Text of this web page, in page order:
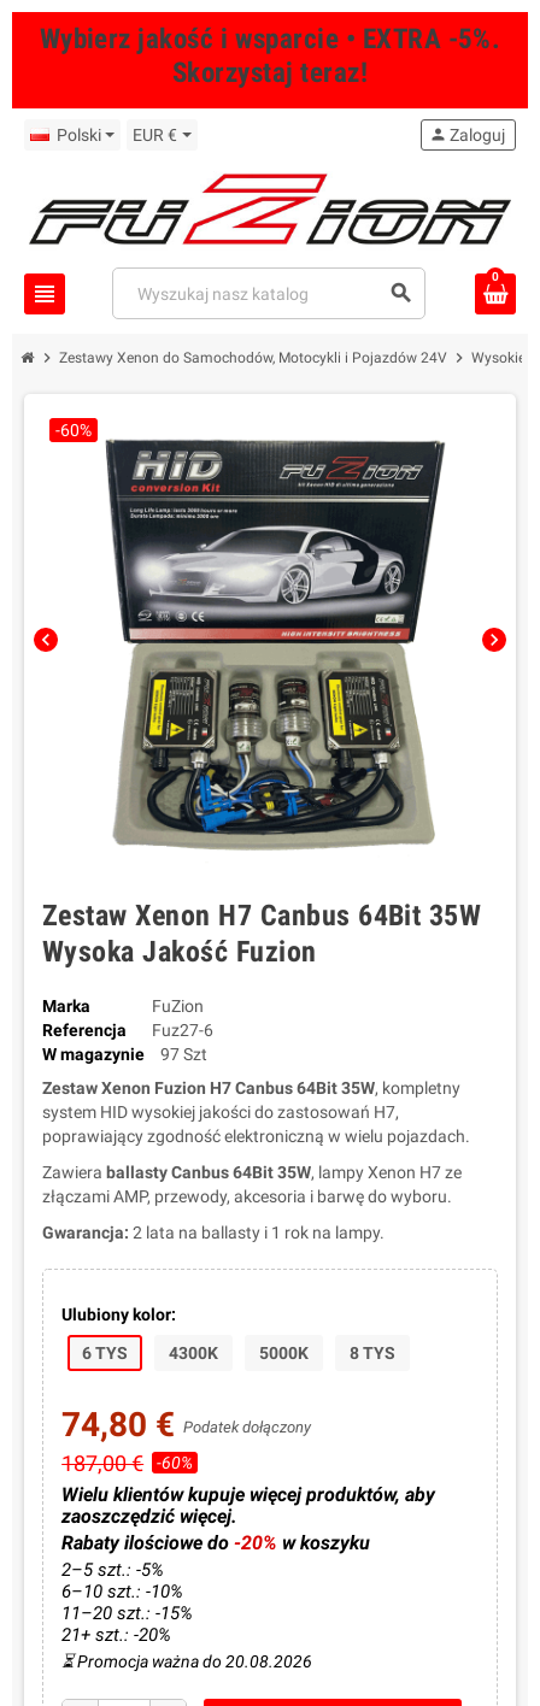
Wybierz jakość i wsparcie • EXTRA -5%.
Skorzystaj teraz!
Polski EUR €
view_headline search
person Zaloguj
0
chevron_right Zestawy Xenon do Samochodów, Motocykli i Pojazdów 24V chevron_right Wysokiej
chevron_left chevron_right
-60%
Zestaw Xenon H7 Canbus 64Bit 35W
Wysoka Jakość Fuzion
Marka
FuZion
Referencja
Fuz27-6
W magazynie
97 Szt
Zestaw Xenon Fuzion H7 Canbus 64Bit 35W, kompletny
system HID wysokiej jakości do zastosowań H7,
poprawiający zgodność elektroniczną w wielu pojazdach.
Zawiera ballasty Canbus 64Bit 35W, lampy Xenon H7 ze
złączami AMP, przewody, akcesoria i barwę do wyboru.
Gwarancja: 2 lata na ballasty i 1 rok na lampy.
Ulubiony kolor:
6 TYS
4300K 5000K 8 TYS
74,80 €Podatek dołączony
187,00 € -60%
Wielu klientów kupuje więcej produktów, aby
zaoszczędzić więcej.
Rabaty ilościowe do-20% w koszyku
2–5 szt.: -5%
6–10 szt.: -10%
11–20 szt.: -15%
21+ szt.: -20%
⏳ Promocja ważna do 20.08.2026